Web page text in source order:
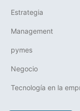
Estrategia
Management
pymes
Negocio
Tecnología en la